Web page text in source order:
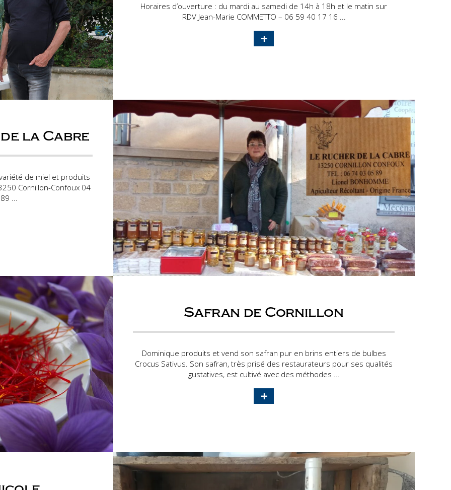
Horaires d’ouverture : du mardi au samedi de 14h à 18h et le matin sur
RDV Jean-Marie COMMETTO – 06 59 40 17 16 ...
+
la Cabre
de miel et produits
Cornillon-Confoux 04
...
Safran de Cornillon
Dominique produits et vend son safran pur en brins entiers de bulbes
Crocus Sativus. Son safran, très prisé des restaurateurs pour ses qualités
gustatives, est cultivé avec des méthodes ...
+